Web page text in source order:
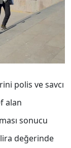
polis ve savcı
alan
sonucu
değerinde